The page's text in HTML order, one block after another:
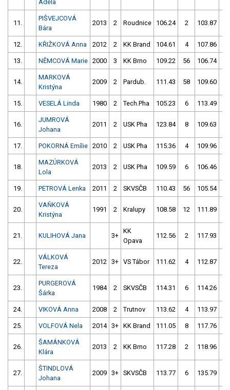
Adéla
11.
PIŠVEJCOVÁ
Bára
2013 2 Roudnice 106.24 2 103.87
12. KŘIŽKOVÁ Anna 2012 2 KK Brand 104.61 4 107.86
13. NĚMCOVÁ Marie 2000 3 KK Brno 109.22 56 106.74
14.
MARKOVÁ
Kristýna
2009 2 Pardub. 111.43 58 109.60
15. VESELÁ Linda 1980 2 Tech.Pha 105.23 6 113.49
16.
JUMROVÁ
Johana
2011 2 USK Pha 123.84 8 109.63
17. POKORNÁ Emílie 2010 2 USK Pha 115.36 4 109.96
18.
MAZÚRKOVÁ
Lola
2013 2 USK Pha 109.59 6 106.46
19. PETROVÁ Lenka 2011 2 SKVSČB 110.43 56 105.54
20.
VAŇKOVÁ
Kristýna
1991 2 Kralupy 108.58 12 111.89
21. KULIHOVÁ Jana 3+
KK
Opava
112.56 2 117.93
22.
VÁLKOVÁ
Tereza
2012 3+ VS Tábor 111.62 4 112.87
23.
PURGEROVÁ
Šárka
1984 2 SKVSČB 114.31 6 114.26
24. VIKOVÁ Anna 2008 2 Trutnov 113.62 4 113.97
25. VOLFOVÁ Nela 2014 3+ KK Brand 111.05 8 117.76
26.
ŠAMÁNKOVÁ
Klára
2013 2 KK Brno 117.28 2 118.96
27.
ŠTINDLOVÁ
Johana
2009 3+ SKVSČB 113.77 6 135.79